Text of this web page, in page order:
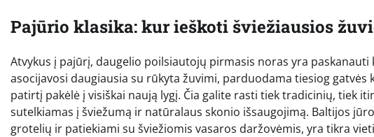
Pajūrio klasika: kur ieškoti šviežiausios
Atvykus į pajūrį, daugelio poilsiautojų pirmasis noras yra paskanauti
asocijavosi daugiausia su rūkyta žuvimi, parduodama tiesiog
patirtį pakėlė į visiškai naują lygį. Čia galite rasti tiek tradicinių, tiek
sutelkiamas į šviežumą ir natūralaus skonio išsaugojimą. Baltijos
grotelių ir patiekiami su šviežiomis vasaros daržovėmis, yra tikra